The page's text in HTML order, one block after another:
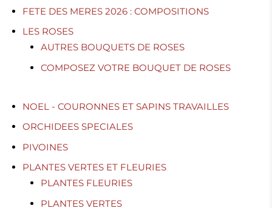
FETE DES MERES 2026 : COMPOSITIONS
LES ROSES
AUTRES BOUQUETS DE ROSES
COMPOSEZ VOTRE BOUQUET DE ROSES
NOEL - COURONNES ET SAPINS TRAVAILLES
ORCHIDEES SPECIALES
PIVOINES
PLANTES VERTES ET FLEURIES
PLANTES FLEURIES
PLANTES VERTES